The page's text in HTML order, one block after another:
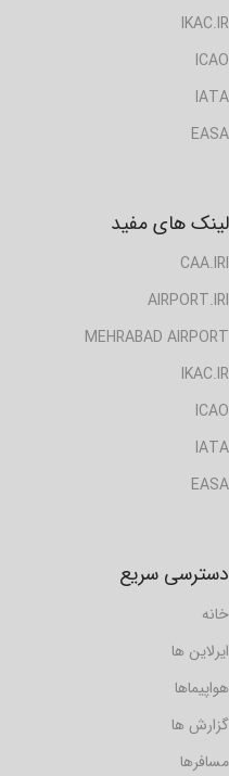
IKAC.IR
ICAO
IATA
EASA
لینک های مفید
CAA.IRI
AIRPORT.IRI
MEHRABAD AIRPORT
IKAC.IR
ICAO
IATA
EASA
دسترسی سریع
خانه
ایرلاین ها
هواپیماها
گزارش ها
مسافرها